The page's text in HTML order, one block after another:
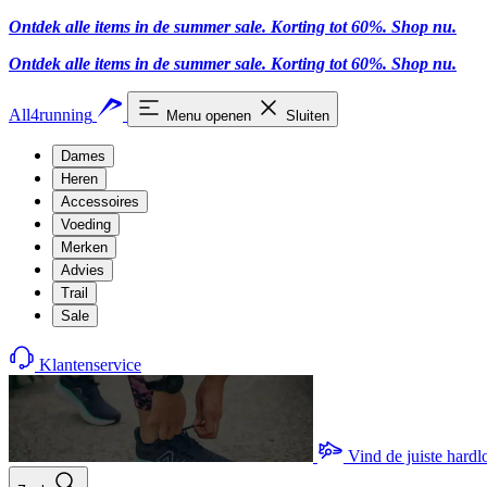
Ontdek alle items in de summer sale. Korting tot 60%. Shop nu.
Ontdek alle items in de summer sale. Korting tot 60%. Shop nu.
All4running Menu openen Sluiten
Dames
Heren
Accessoires
Voeding
Merken
Advies
Trail
Sale
Klantenservice
Vind de juiste